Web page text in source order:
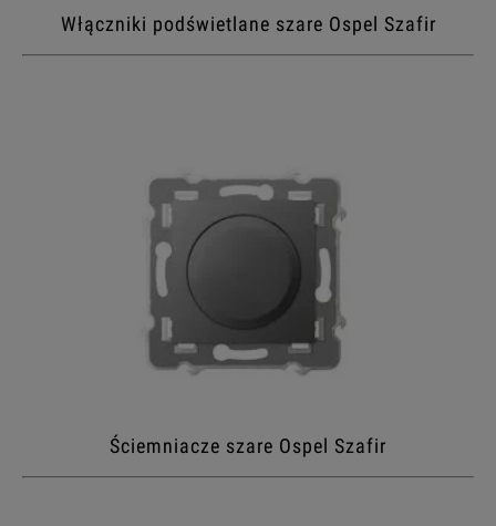
Włączniki podświetlane szare Ospel Szafir
Ściemniacze szare Ospel Szafir